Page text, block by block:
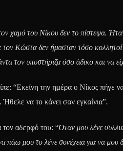
χαμό του Νίκου δεν το πίστεψα.
Κώστα δεν ήμασταν τόσο
τον υποστήριζα όσο άδικο και να
“Εκείνη την ημέρα ο Νίκος πήγε
να το κάνει σαν εγκαίνια”.
τον αδερφό του: “Όταν μου λένε
μου το λένε συνέχεια για να μου